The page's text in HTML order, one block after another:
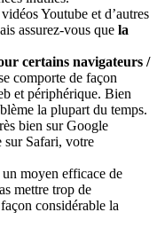
Youtube et d’autres
assurez-vous que la
certains navigateurs /
comporte de façon
et périphérique. Bien
la plupart du temps.
bien sur Google
sur Safari, votre
un moyen efficace de
mettre trop de
considérable la